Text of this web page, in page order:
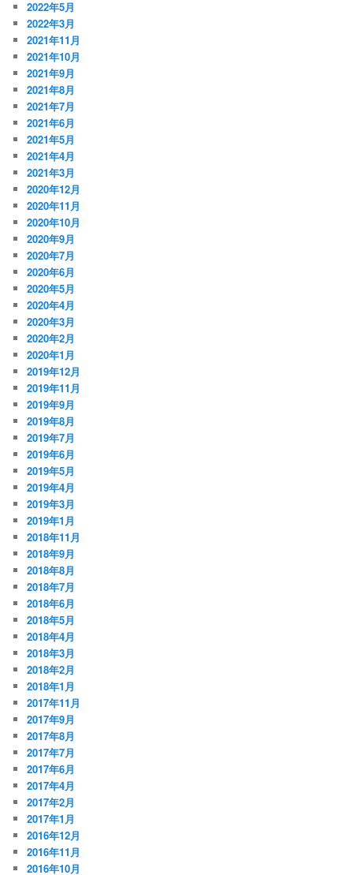
2022年5月
2022年3月
2021年11月
2021年10月
2021年9月
2021年8月
2021年7月
2021年6月
2021年5月
2021年4月
2021年3月
2020年12月
2020年11月
2020年10月
2020年9月
2020年7月
2020年6月
2020年5月
2020年4月
2020年3月
2020年2月
2020年1月
2019年12月
2019年11月
2019年9月
2019年8月
2019年7月
2019年6月
2019年5月
2019年4月
2019年3月
2019年1月
2018年11月
2018年9月
2018年8月
2018年7月
2018年6月
2018年5月
2018年4月
2018年3月
2018年2月
2018年1月
2017年11月
2017年9月
2017年8月
2017年7月
2017年6月
2017年4月
2017年2月
2017年1月
2016年12月
2016年11月
2016年10月